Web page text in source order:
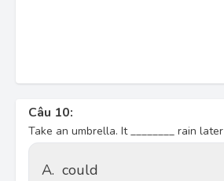
Câu 10:
Take an umbrella. It ________ rain later
A. could